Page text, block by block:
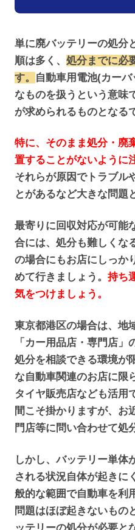
単に廃バッテリーの処分
順は多く、 処分までに必
す。
自動車用電池(カー
なものを扱うという意味
が求められるものとなる
特に、そのまま処分・廃
置することがないように
それらが原因でトラブル
とがあるなど大きな問題
最寄りに回収対応が可能
合には、処分も難しくな
の場合にもお店にしっか
めて行きましょう。 持ち
気をつけましょう。
東京都港区の場合は、地
「カー用品店・専門店
処分を相談できる環境が
な自動車関連のお店に限
タイヤ販売店なども活用
間こそ掛かりますが、お
門店等に問い合わせて処
しかし、バッテリー単体
される状況自体が起きに
般的な範囲で自動車を利
問題はほぼ起きないもの